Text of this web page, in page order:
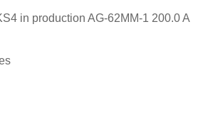
in production AG-62MM-1 200.0 A